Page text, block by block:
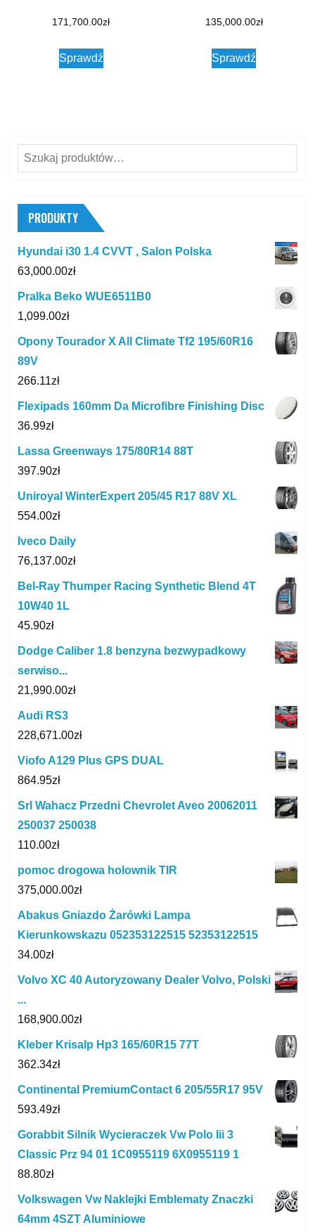
171,700.00zł
Sprawdź
135,000.00zł
Sprawdź
Szukaj:
PRODUKTY
Hyundai i30 1.4 CVVT , Salon Polska
63,000.00zł
Pralka Beko WUE6511B0
1,099.00zł
Opony Tourador X All Climate Tf2 195/60R16
89V
266.11zł
Flexipads 160mm Da Microfibre Finishing Disc
36.99zł
Lassa Greenways 175/80R14 88T
397.90zł
Uniroyal WinterExpert 205/45 R17 88V XL
554.00zł
Iveco Daily
76,137.00zł
Bel-Ray Thumper Racing Synthetic Blend 4T
10W40 1L
45.90zł
Dodge Caliber 1.8 benzyna bezwypadkowy
serwiso...
21,990.00zł
Audi RS3
228,671.00zł
Viofo A129 Plus GPS DUAL
864.95zł
Srl Wahacz Przedni Chevrolet Aveo 20062011
250037 250038
110.00zł
pomoc drogowa holownik TIR
375,000.00zł
Abakus Gniazdo Żarówki Lampa
Kierunkowskazu 052353122515 52353122515
34.00zł
Volvo XC 40 Autoryzowany Dealer Volvo, Polski
...
168,900.00zł
Kleber Krisalp Hp3 165/60R15 77T
362.34zł
Continental PremiumContact 6 205/55R17 95V
593.49zł
Gorabbit Silnik Wycieraczek Vw Polo Iii 3
Classic Prz 94 01 1C0955119 6X0955119 1
88.80zł
Volkswagen Vw Naklejki Emblematy Znaczki
64mm 4SZT Aluminiowe